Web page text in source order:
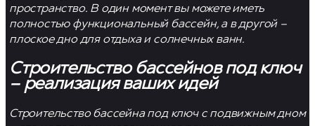
пространство. В один момент вы можете иметь
полностью функциональный бассейн, а в другой –
плоское дно для отдыха и солнечных ванн.
Строительство бассейнов под ключ
– реализация ваших идей
Строительство бассейна под ключс подвижным дном